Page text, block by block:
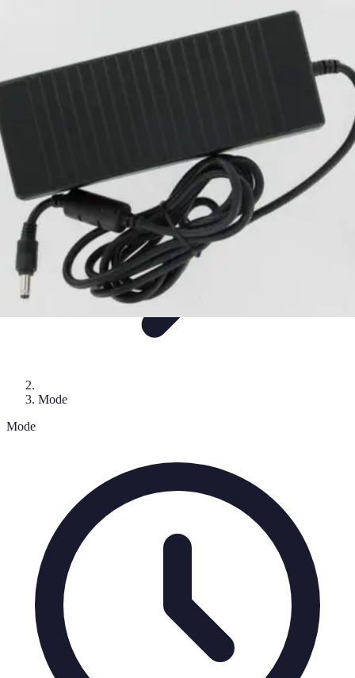
TendancesTutoriels
Shopping Tendances
Mode
Mode